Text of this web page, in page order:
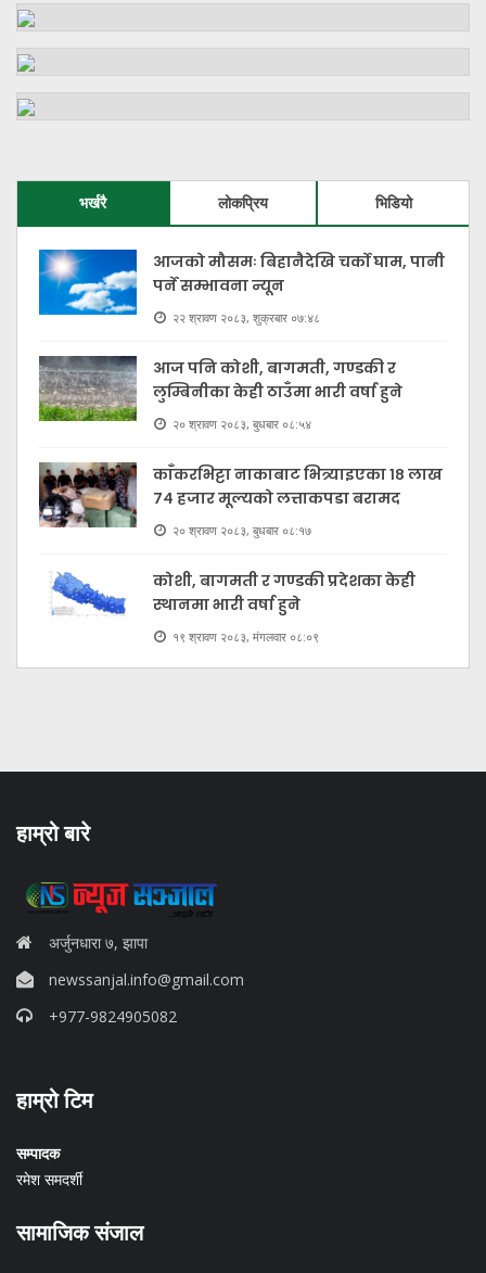
भर्खरै लोकप्रिय भिडियो
आजको मौसमः बिहानैदेखि चर्को घाम, पानी
पर्ने सम्भावना न्यून
२२ श्रावण २०८३, शुक्रबार ०७:४८
आज पनि कोशी, बागमती, गण्डकी र
लुम्बिनीका केही ठाउँमा भारी वर्षा हुने
२० श्रावण २०८३, बुधबार ०८:५४
काँकरभिट्टा नाकाबाट भित्र्याइएका १८ लाख
७४ हजार मूल्यकाे लत्ताकपडा बरामद
२० श्रावण २०८३, बुधबार ०८:१७
कोशी, बागमती र गण्डकी प्रदेशका केही
स्थानमा भारी वर्षा हुने
१९ श्रावण २०८३, मंगलवार ०८:०९
हाम्रो बारे
अर्जुनधारा ७, झापा
newssanjal.info@gmail.com
+977-9824905082
b88 slot
daftar slot88
judi slot online pulsa
info rtp slot gacor
हाम्रो टिम
सम्पादक
रमेश समदर्शी
सामाजिक संजाल